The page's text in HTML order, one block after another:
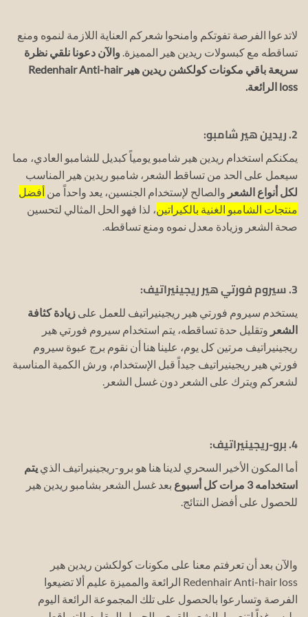
لاتدعوا الفرصة تفوتكم وامنحوا شعركم العناية اللازمة لنموه ومنع
تساقطه مع كبسولات ريدين هير المميزة. والآن دعونا نلقي نظرة
سريعة باقي مكونات كولكشن ريدين هير Redenhair Anti-hair
loss الرائعة.
2. ريدين هير شامبو:
يمكنكم استخدام ريدين هير شامبو يومياً كبديل للشامبو العادي، مما
سيعمل على الحد من تساقط الشعر، شامبو ريدين هير المناسب
لكل أنواع الشعر والصالح لإستخدام الجنسين، يعد واحداً من أفضل
منتجات الشامبو الغنية بالكيراتين، لذا فهو الحل المثالي لتحسين
صحة الشعر وزيادة معدل نموه ومنع تساقطه.
3. سيروم فورتي هير ريجينيراتيف:
يستخدم سيروم فورتي هير ريجينيراتيف للعمل على زيادة كثافة
الشعر وتقليل حدة تساقطه، يتم استخدام سيروم فورتي هير
ريجينيراتيف مرتين كل يوم، علينا هنا أن نقوم برج عبوة سيروم
فورتي هير ريجينيراتيف جيداً قبل الإستخدام، ورش الكمية المناسبة
لشعركم ويترك على الشعر دون غسل الشعر.
4. برو-ريجينيراتيف:
أما المكون الأخير السحري لدينا هنا هو برو-ريجينيراتيف الذي يتم
استخدامه 3 مرات كل أسبوع
بعد غسل الشعر بشامبو ريدين هير
للحصول على أفضل النتائج.
والآن بعد أن تعرفتم معنا على مكونات كولكشن ريدين هير
Redenhair Anti-hair loss الرائعة والمميزة عليم ألا تضيعوا
الفرصة وتسارعوا بالحصول على تلك المجموعة الرائعة اليوم